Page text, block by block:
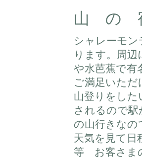
山 の
シャレーモ
ります。周
や水芭蕉で有
ご満足いた
山登りをし
されるので
の山行きな
天気を見て
等 お客さま